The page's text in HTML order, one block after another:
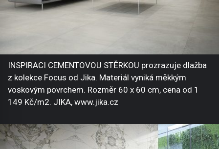
INSPIRACI CEMENTOVOU STĚRKOU prozrazuje dlažba
z kolekce Focus od Jika. Materiál vyniká měkkým
voskovým povrchem. Rozměr 60 x 60 cm, cena od 1
149 Kč/m2. JIKA, www.jika.cz